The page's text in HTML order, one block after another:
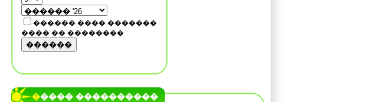
������ ���� �������
���� �� ��������
������
����� ����������